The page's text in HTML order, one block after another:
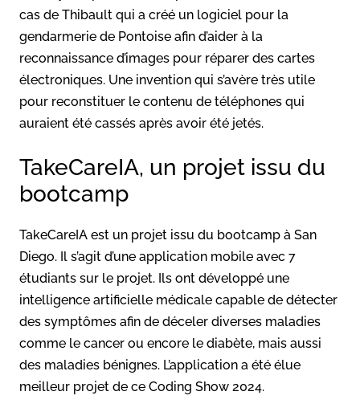
cas de Thibault qui a créé un logiciel pour la
gendarmerie de Pontoise afin d’aider à la
reconnaissance d’images pour réparer des cartes
électroniques. Une invention qui s’avère très utile
pour reconstituer le contenu de téléphones qui
auraient été cassés après avoir été jetés.
TakeCareIA, un projet issu du
bootcamp
TakeCareIA est un projet issu du bootcamp à San
Diego. Il s’agit d’une application mobile avec 7
étudiants sur le projet. Ils ont développé une
intelligence artificielle médicale capable de détecter
des symptômes afin de déceler diverses maladies
comme le cancer ou encore le diabète, mais aussi
des maladies bénignes. L’application a été élue
meilleur projet de ce Coding Show 2024.